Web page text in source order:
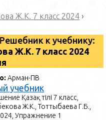
Ж.К. 7 класс 2024 ›
к учебнику:
Ж.К. 7 класс 2024
Арман-ПВ
учебник
Қазақ тілі 7 класс,
Ж.К., Тоттыбаева Г.Б.,
Упражнение 1